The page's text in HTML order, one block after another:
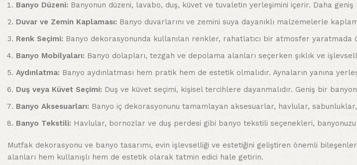
Banyo Düzeni: Banyonun düzeni, lavabo, duş, küvet ve tuvaletin yerleşimini içerir. Daha
Duvar ve Zemin Kaplaması: Banyo duvarlarını ve zemini suya dayanıklı malzemelerle
Renk Seçimi: Banyo dekorasyonunda kullanılan renkler, rahatlatıcı bir atmosfer
Banyo Mobilyaları: Banyo dolapları, tezgah ve depolama alanları seçerken şıklık ve
Aydınlatma: Banyo aydınlatması hem pratik hem de estetik olmalıdır. Aynaların yanına
Duş veya Küvet Seçimi: Duş ve küvet seçimi, kişisel tercihlere dayanmalıdır. Geniş bir
Banyo Aksesuarları: Banyo iç dekorasyonunu tamamlayan aksesuarlar, havlular,
Banyo Tekstili: Havlular, bornozlar ve duş perdesi gibi banyo tekstili seçenekleri,
Mutfak dekorasyonu ve banyo tasarımı, evin işlevselliği ve estetiğini geliştiren önemli
alanları hem kullanışlı hem de estetik olarak tatmin edici hale getirin.